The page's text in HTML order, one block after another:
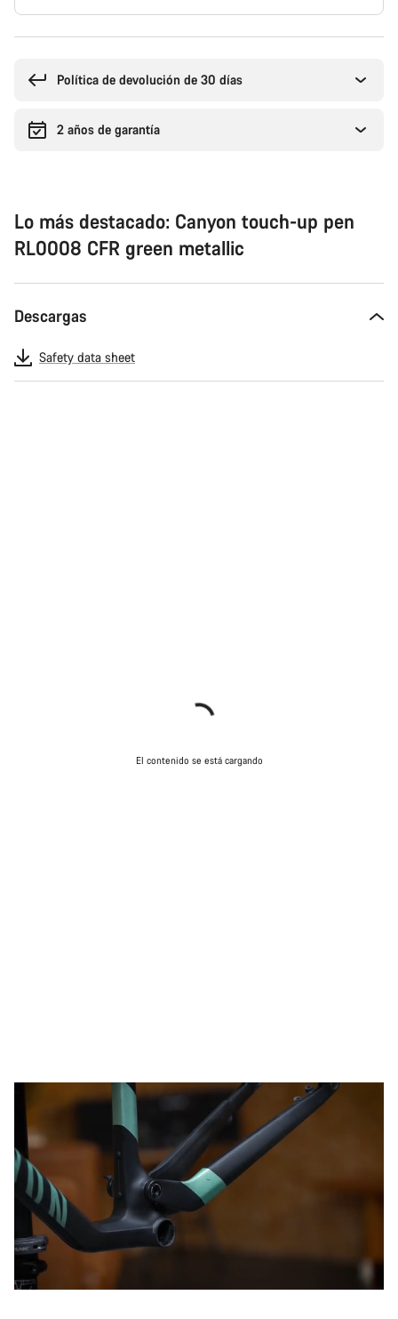
compra
Política de devolución de 30 días
2 años de garantía
Lo más destacado: Canyon touch-up pen
RL0008 CFR green metallic
Descargas
Safety data sheet
El contenido se está cargando